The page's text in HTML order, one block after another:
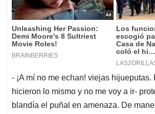
- ¡A mí no me echan! viejas
hicieron lo mismo y no me voy a ir-
blandía el puñal en amenaza. De